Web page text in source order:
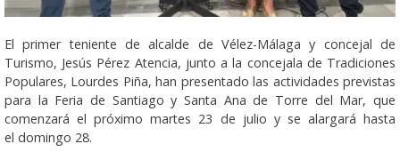
El primer teniente de alcalde de Vélez-Málaga y concejal de
Turismo, Jesús Pérez Atencia, junto a la concejala de Tradiciones
Populares, Lourdes Piña, han presentado las actividades previstas
para la Feria de Santiago y Santa Ana de Torre del Mar, que
comenzará el próximo martes 23 de julio y se alargará hasta
el domingo 28.